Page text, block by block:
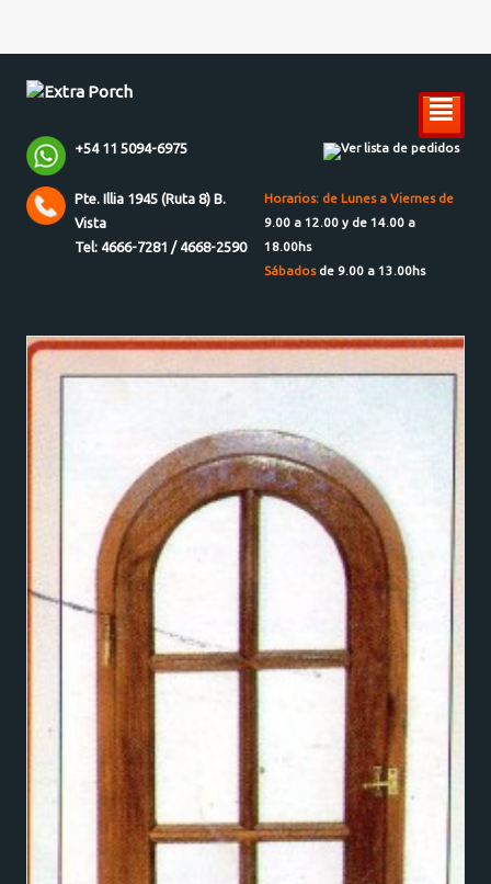
²
+54 11 5094-6975 Ver lista de pedidos
Pte. Illia 1945 (Ruta 8) B.
Vista
Tel: 4666-7281 / 4668-2590
Horarios: de Lunes a Viernes de
9.00 a 12.00 y de 14.00 a
18.00hs
Sábadosde 9.00 a 13.00hs